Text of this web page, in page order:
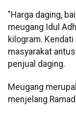
"Harga daging,
meugang Idul
kilogram. Kendati
masyarakat
penjual daging.
Meugang
menjelang